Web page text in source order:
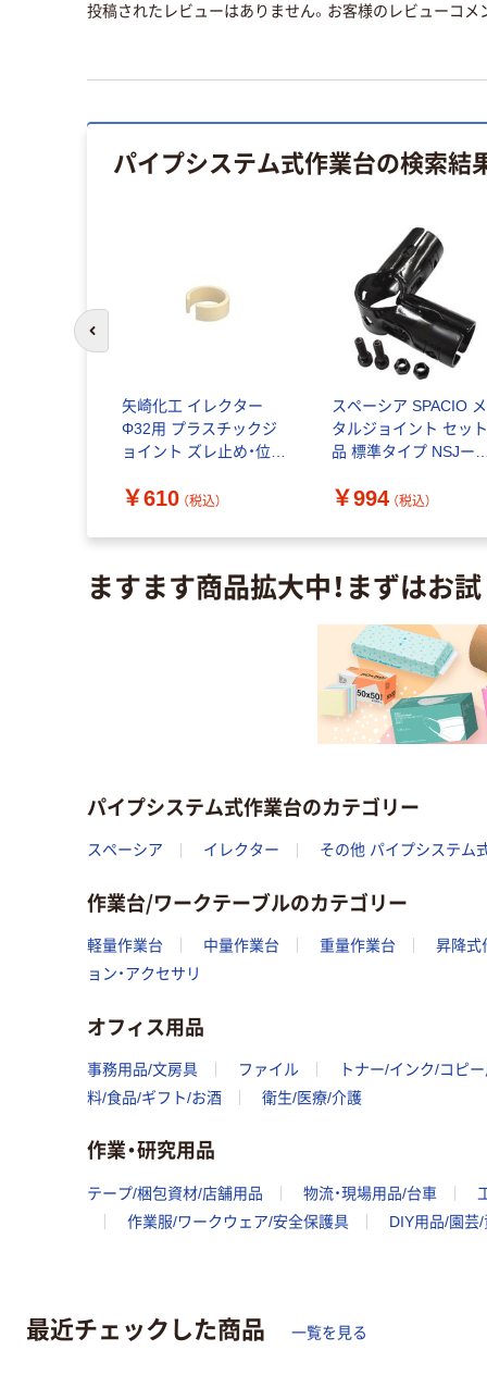
投稿されたレビューはありません。お客様のレビューコメ
パイプシステム式作業台の検索結
矢崎化工 イレクター
Φ32用 プラスチックジ
ョイント ズレ止め・位置
セット(10個)（直送品）
￥610 （税込）
スペーシア SPACIO メ
タルジョイント セット
品 標準タイプ NSJー2
￥994 （税込）
ますます商品拡大中！まずはお
パイプシステム式作業台のカテゴリー
スペーシア イレクター その他 パイプシステム
作業台/ワークテーブルのカテゴリー
軽量作業台 中量作業台 重量作業台 昇降式
ョン・アクセサリ
オフィス用品
事務用品/文房具 ファイル トナー/インク/コピ
料/食品/ギフト/お酒
衛生/医療/介護
作業・研究用品
テープ/梱包資材/店舗用品 物流・現場用品/台車
作業服/ワークウェア/安全保護具
DIY用品/園芸
最近チェックした商品 一覧を見る